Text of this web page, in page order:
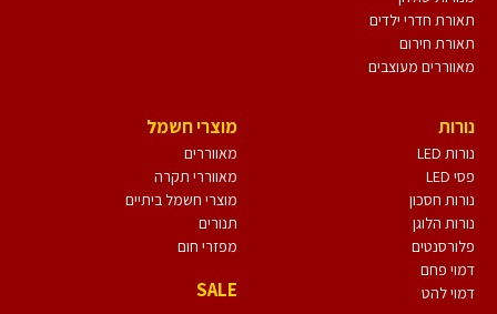
תאורת חדרי ילדים
תאורת חירום
מאווררים מעוצבים
נורות
נורות LED
פסי LED
נורות חסכון
נורות הלוגן
פלורסנטים
דמוי פחם
דמוי להט
מוצרי חשמל
מאווררים
מאווררי תקרה
מוצרי חשמל ביתיים
תנורים
מפזרי חום
SALE